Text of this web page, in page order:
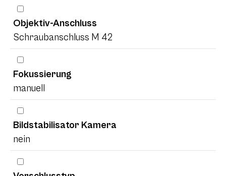
Objektiv-Anschluss
Schraubanschluss M 42
Fokussierung
manuell
Bildstabilisator Kamera
nein